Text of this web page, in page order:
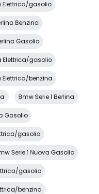
Elettrica/gasolio
Benzina
Gasolio
Elettrica/gasolio
Elettrica/benzina
Bmw Serie 1 Berlina
Gasolio
gasolio
Serie 1 Nuova Gasolio
gasolio
benzina